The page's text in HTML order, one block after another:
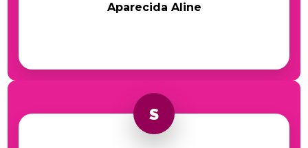
Aparecida Aline